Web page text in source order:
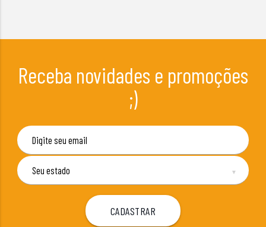
Receba novidades e promoções
;)
▼